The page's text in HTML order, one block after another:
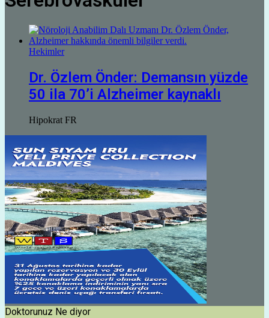
Hekimler
Dr. Özlem Önder: Demansın yüzde
50 ila 70’i Alzheimer kaynaklı
Hipokrat FR
Doktorunuz Ne diyor